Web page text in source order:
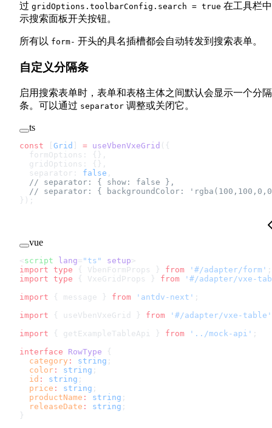
过 gridOptions.toolbarConfig.search = true 在工具栏
示搜索面板开关按钮。
所有以 form- 开头的具名插槽都会自动转发到搜索表单。
自定义分隔条
启用搜索表单时，表单和表格主体之间默认会显示一个分隔
条。可以通过 separator 调整或关闭它。
ts
const Grid = useVbenVxeGrid ({
  formOptions: {},
  gridOptions: {},
  separator:
false ,
  // separator: { show: false },
// separator: { backgroundColor:
});
vue
< script lang= "ts" setup >
import type { VbenFormProps } from '#/adapter/form' ;
import type { VxeGridProps } from '#/adapter/vxe-
import { message } from 'antdv-next' ;
import { useVbenVxeGrid } from '#/adapter/vxe-table'
import { getExampleTableApi } from '../mock-api' ;
interface RowType {
  category
: string ;
  color
: string ;
  id
: string ;
  price
: string ;
  productName
: string ;
  releaseDate
: string ;
}